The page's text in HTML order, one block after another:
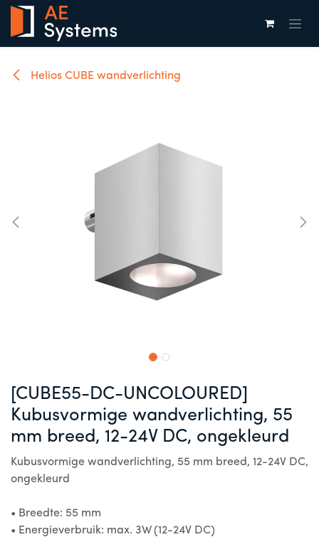
Overslaan naar inhoud
Helios CUBE wandverlichting
[CUBE55-DC-UNCOLOURED]
Kubusvormige wandverlichting, 55
mm breed, 12-24V DC, ongekleurd
Kubusvormige wandverlichting, 55 mm breed, 12-24V DC,
ongekleurd
• Breedte: 55 mm
• Energieverbruik: max. 3W (12-24V DC)